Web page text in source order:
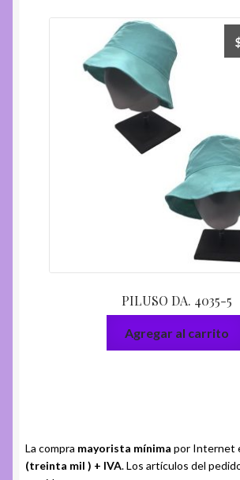
PILUSO DA. 4035-5
Agregar al carrito
La compra mayorista mínima por Internet
(treinta mil ) + IVA. Los artículos del